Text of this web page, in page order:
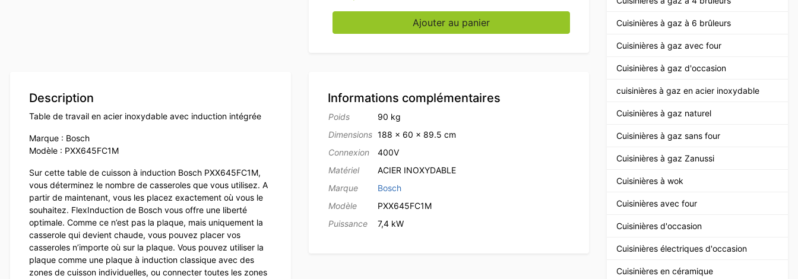
quantité de Table de travail en acier inoxydable avec plaque à induction intégrée 188 cm 400V Horeca
Ajouter au panier
Description
Table de travail en acier inoxydable avec induction intégrée
Marque : Bosch
Modèle : PXX645FC1M
Sur cette table de cuisson à induction Bosch PXX645FC1M,
vous déterminez le nombre de casseroles que vous utilisez. A
partir de maintenant, vous les placez exactement où vous le
souhaitez. FlexInduction de Bosch vous offre une liberté
optimale. Comme ce n’est pas la plaque, mais uniquement la
casserole qui devient chaude, vous pouvez placer vos
casseroles n’importe où sur la plaque. Vous pouvez utiliser la
plaque comme une plaque à induction classique avec des
zones de cuisson individuelles, ou connecter toutes les zones
Informations complémentaires
Poids
90 kg
Dimensions 188 × 60 × 89.5 cm
Connexion
400V
Matériel
ACIER INOXYDABLE
Marque
Bosch
Modèle
PXX645FC1M
Puissance
7,4 kW
Cuisinières à gaz à 6 brûleurs
Cuisinières à gaz avec four
Cuisinières à gaz d'occasion
cuisinières à gaz en acier inoxydable
Cuisinières à gaz naturel
Cuisinières à gaz sans four
Cuisinières à gaz Zanussi
Cuisinières à wok
Cuisinières avec four
Cuisinières d'occasion
Cuisinières électriques d'occasion
Cuisinières en céramique